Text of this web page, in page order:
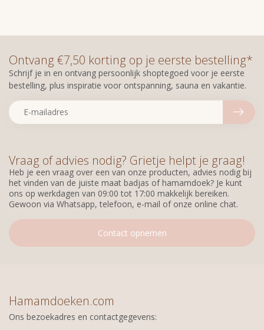
Vraag of advies nodig? Grietje helpt je graag!
Heb je een vraag over een van onze producten, advies nodig bij
het vinden van de juiste maat badjas of hamamdoek? Je kunt
ons op werkdagen van 09:00 tot 17:00 makkelijk bereiken.
Gewoon via Whatsapp, telefoon, e-mail of onze online chat.
Contact opnemen
Ontvang €7,50 korting op je eerste bestelling*
Schrijf je in en ontvang persoonlijk shoptegoed voor je eerste
bestelling, plus inspiratie voor ontspanning, sauna en vakantie.
Hamamdoeken.com
Ons bezoekadres en contactgegevens: